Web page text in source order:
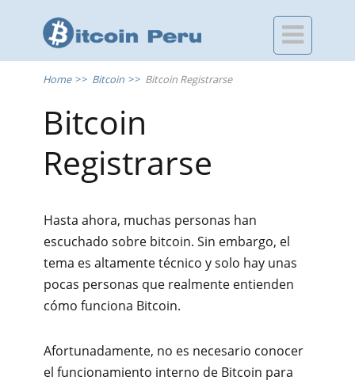

Home >> Bitcoin >> Bitcoin Registrarse
Bitcoin
Registrarse
Hasta ahora, muchas personas han
escuchado sobre bitcoin. Sin embargo, el
tema es altamente técnico y solo hay unas
pocas personas que realmente entienden
cómo funciona Bitcoin.
Afortunadamente, no es necesario conocer
el funcionamiento interno de Bitcoin para